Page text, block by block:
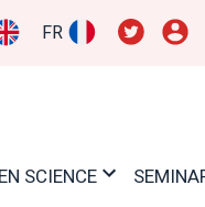
FR
SCIENCE